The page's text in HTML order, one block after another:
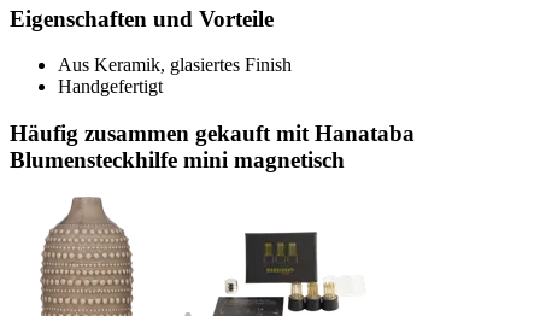
Eigenschaften und Vorteile
Aus Keramik, glasiertes Finish
Handgefertigt
Häufig zusammen gekauft mit Hanataba
Blumensteckhilfe mini magnetisch